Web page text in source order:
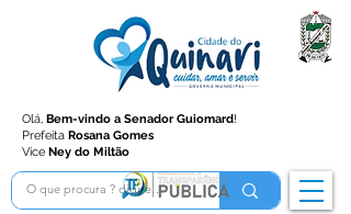
Olá, Bem-vindo a Senador Guiomard!
Prefeita Rosana Gomes
Vice Ney do Miltão